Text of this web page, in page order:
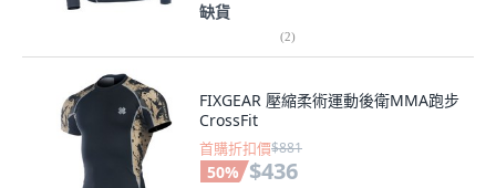
缺貨
(2)
FIXGEAR 壓縮柔術運動後衛MMA跑步
CrossFit
首購折扣價$881
50% $436